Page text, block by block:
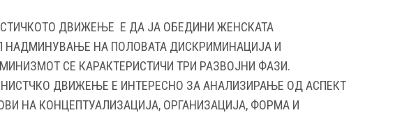
ДВИЖЕЊЕ Е ДА ЈА ОБЕДИНИ ЖЕНСКАТА
НАДМИНУВАЊЕ НА ПОЛОВАТА ДИСКРИМИНАЦИЈА И
СЕ КАРАКТЕРИСТИЧИ ТРИ РАЗВОЈНИ ФАЗИ.
ДВИЖЕЊЕ Е ИНТЕРЕСНО ЗА АНАЛИЗИРАЊЕ ОД АСПЕКТ
НА КОНЦЕПТУАЛИЗАЦИЈА, ОРГАНИЗАЦИЈА, ФОРМА И